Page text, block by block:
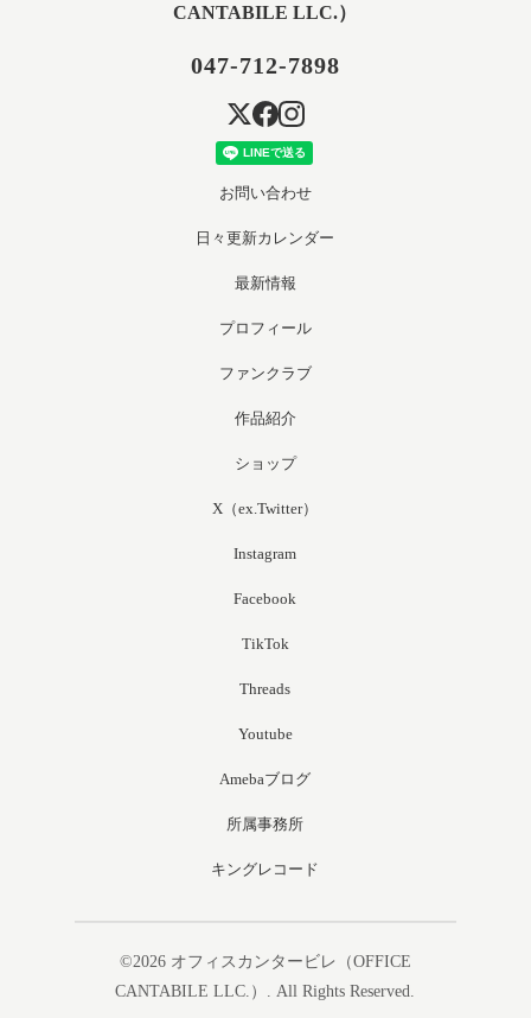
CANTABILE LLC.）
047-712-7898
お問い合わせ
日々更新カレンダー
最新情報
プロフィール
ファンクラブ
作品紹介
ショップ
X（ex.Twitter）
Instagram
Facebook
TikTok
Threads
Youtube
Amebaブログ
所属事務所
キングレコード
©2026 オフィスカンタービレ（OFFICE
CANTABILE LLC.）
. All Rights Reserved.